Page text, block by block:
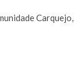
Carquejo,